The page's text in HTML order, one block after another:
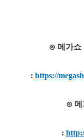
⊙ 메가쇼
: https://
⊙ 메
: